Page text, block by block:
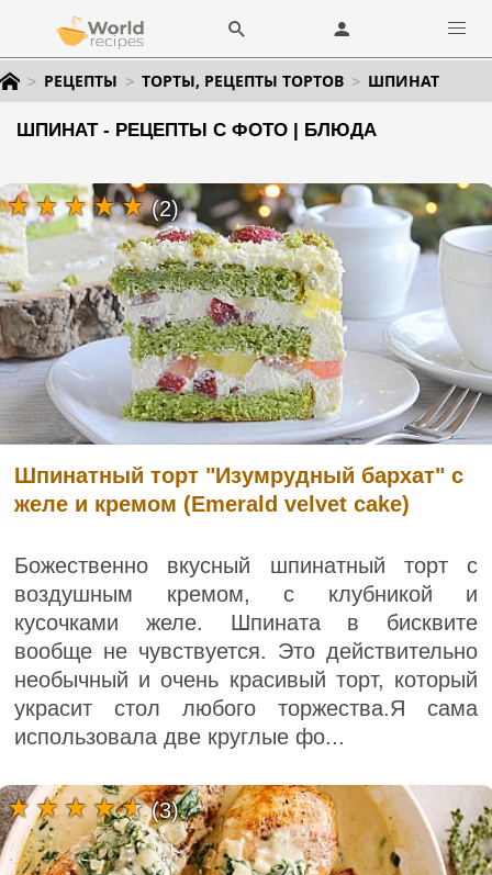
РЕЦЕПТЫ ТОРТЫ, РЕЦЕПТЫ ТОРТОВ ШПИНАТ
ШПИНАТ - РЕЦЕПТЫ С ФОТО | БЛЮДА
Шпинатный торт "Изумрудный бархат" с
желе и кремом (Emerald velvet cake)
Божественно вкусный шпинатный торт с
воздушным кремом, с клубникой и
кусочками желе. Шпината в бисквите
вообще не чувствуется. Это действительно
необычный и очень красивый торт, который
украсит стол любого торжества.Я сама
использовала две круглые фо...
(2)
(3)